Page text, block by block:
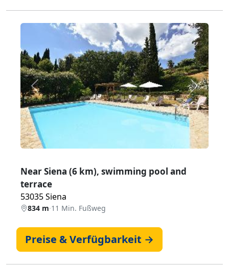
Zurück Weiter
Near Siena (6 km), swimming pool and
terrace
53035 Siena
834 m·11 Min. Fußweg
Preise & Verfügbarkeit →